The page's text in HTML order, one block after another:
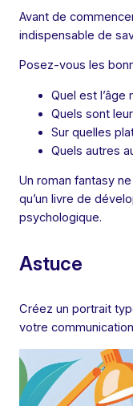
Avant de
indispensable de
Posez-vous les
Quel est
Quels sont
Sur quelles
Quels autres
Un roman fantasy
qu’un livre de
psychologique.
Astuce
Créez un portrait
votre